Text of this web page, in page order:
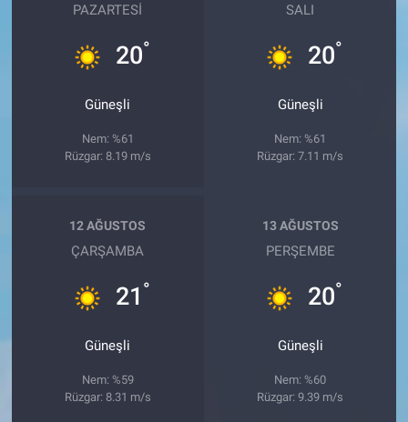
PAZARTESI
20°
Güneşli
Nem: %61
Rüzgar: 8.19 m/s
SALI
20°
Güneşli
Nem: %61
Rüzgar: 7.11 m/s
12 AĞUSTOS
ÇARŞAMBA
21 °
Güneşli
Nem: %59
Rüzgar: 8.31 m/s
13 AĞUSTOS
PERŞEMBE
20°
Güneşli
Nem: %60
Rüzgar: 9.39 m/s